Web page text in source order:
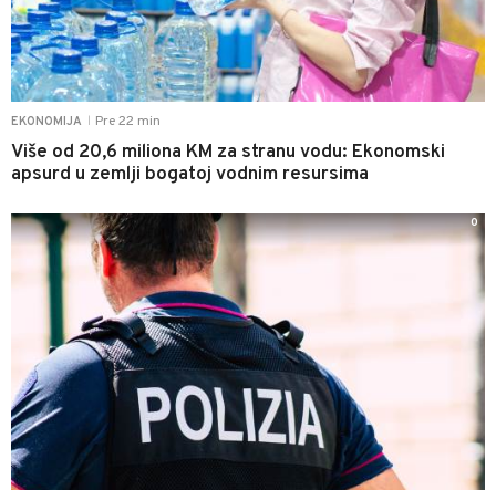
EKONOMIJA Pre 22 min
Više od 20,6 miliona KM za stranu vodu: Ekonomski
apsurd u zemlji bogatoj vodnim resursima
0